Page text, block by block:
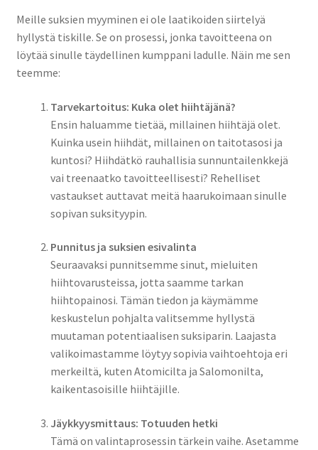
Meille suksien myyminen ei ole laatikoiden siirtelyä
hyllystä tiskille. Se on prosessi, jonka tavoitteena on
löytää sinulle täydellinen kumppani ladulle. Näin me sen
teemme:
Tarvekartoitus: Kuka olet hiihtäjänä?
Ensin haluamme tietää, millainen hiihtäjä olet.
Kuinka usein hiihdät, millainen on taitotasosi ja
kuntosi? Hiihdätkö rauhallisia sunnuntailenkkejä
vai treenaatko tavoitteellisesti? Rehelliset
vastaukset auttavat meitä haarukoimaan sinulle
sopivan suksityypin.
Punnitus ja suksien esivalinta
Seuraavaksi punnitsemme sinut, mieluiten
hiihtovarusteissa, jotta saamme tarkan
hiihtopainosi. Tämän tiedon ja käymämme
keskustelun pohjalta valitsemme hyllystä
muutaman potentiaalisen suksiparin. Laajasta
valikoimastamme löytyy sopivia vaihtoehtoja eri
merkeiltä, kuten Atomicilta ja Salomonilta,
kaikentasoisille hiihtäjille.
Jäykkyysmittaus: Totuuden hetki
Tämä on valintaprosessin tärkein vaihe. Asetamme